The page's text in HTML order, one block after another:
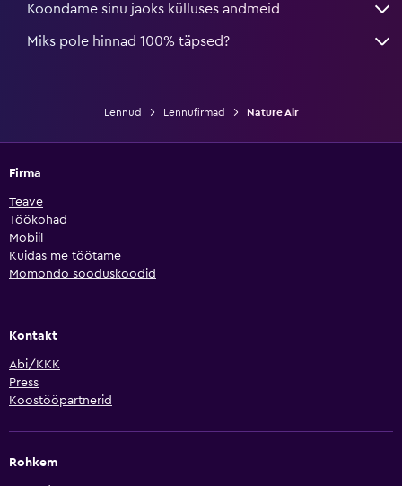
Koondame sinu jaoks külluses andmeid
Miks pole hinnad 100% täpsed?
Lennud Lennufirmad Nature Air
Firma
Teave
Töökohad
Mobiil
Kuidas me töötame
Momondo sooduskoodid
Kontakt
Abi/KKK
Press
Koostööpartnerid
Rohkem